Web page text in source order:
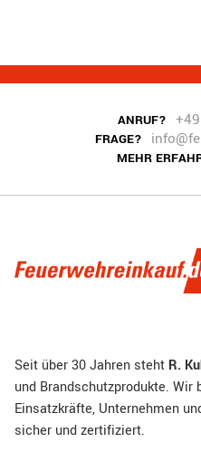
ANRUF?
FRAGE?
MEHR
Seit über 30 Jahren steht R.
und Brandschutzprodukte.
Einsatzkräfte, Unternehmen
sicher und zertifiziert.